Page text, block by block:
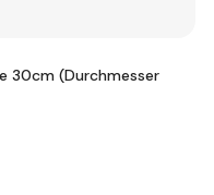
30cm (Durchmesser